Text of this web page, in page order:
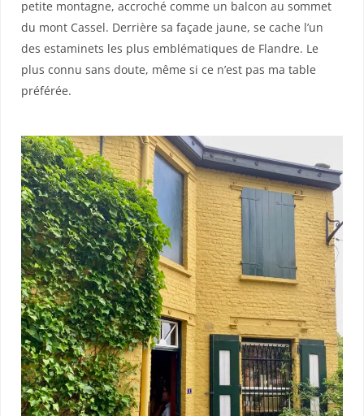
petite montagne, accroché comme un balcon au sommet
du mont Cassel. Derrière sa façade jaune, se cache l’un
des estaminets les plus emblématiques de Flandre. Le
plus connu sans doute, même si ce n’est pas ma table
préférée.